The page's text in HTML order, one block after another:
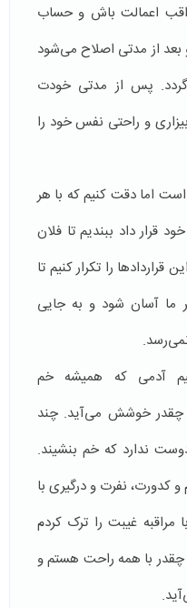
اعمالت باش و حساب
از مدتی اصلاح می‌شود
پس از مدتی خودت
و راحتی نفس خود را
اما دقت کنیم که با هر
قرار داد ببندیم تا فلان
را تکرار کنیم تا
ما آسان شود و به جایی
آدمی که همیشه خم
خوشش می‌آید. چند
ندارد که خم بنشیند.
نفرت و درگیری با
غیبت را ترک کردم
چقدر با همه راحت هستم و